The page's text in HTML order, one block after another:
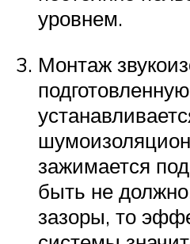
уровнем.
Монтаж
зажимается
быть не
зазоры, то